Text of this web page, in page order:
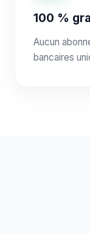
100 %
Aucun
bancaires